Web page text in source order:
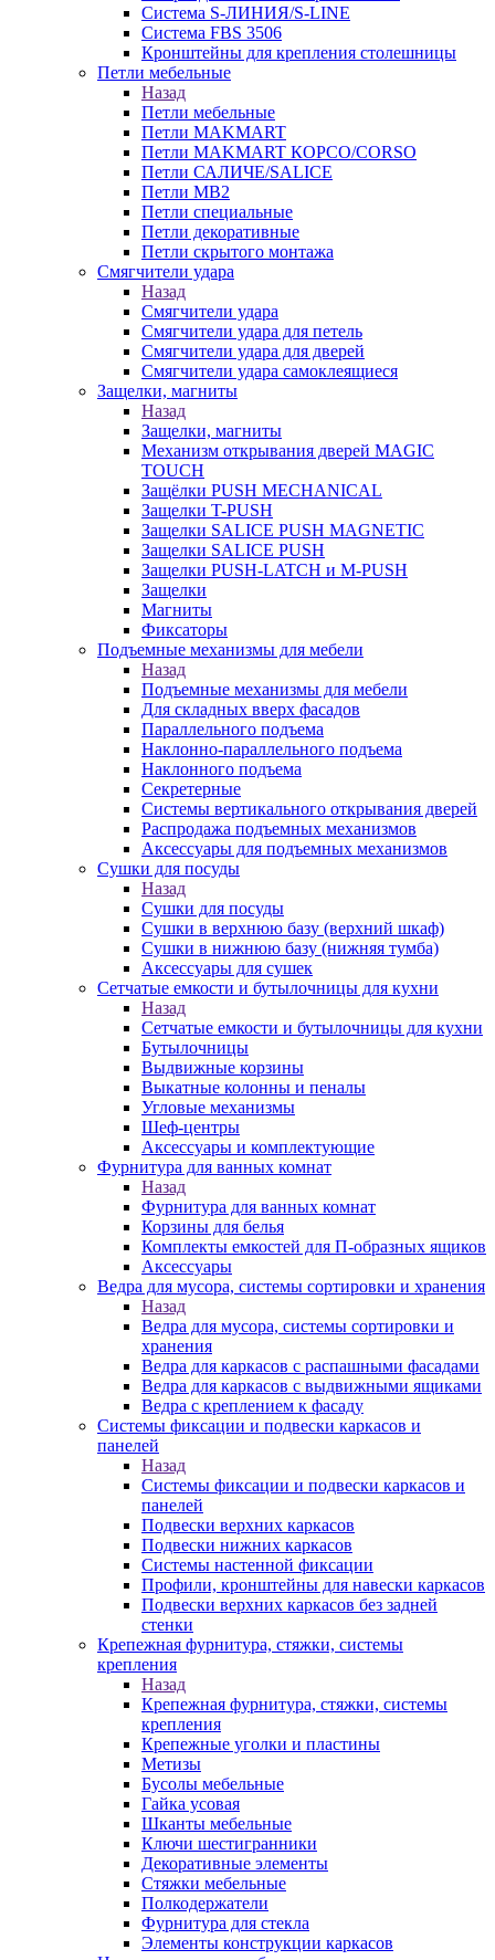
Система S-ЛИНИЯ/S-LINE
Система FBS 3506
Кронштейны для крепления столешницы
Петли мебельные
Назад
Петли мебельные
Петли MAKMART
Петли MAKMART КОРСО/CORSO
Петли САЛИЧЕ/SALICE
Петли MB2
Петли специальные
Петли декоративные
Петли скрытого монтажа
Смягчители удара
Назад
Смягчители удара
Смягчители удара для петель
Смягчители удара для дверей
Cмягчители удара самоклеящиеся
Защелки, магниты
Назад
Защелки, магниты
Механизм открывания дверей MAGIC
TOUCH
Защёлки PUSH MECHANICAL
Защелки T-PUSH
Защелки SALICE PUSH MAGNETIC
Защелки SALICE PUSH
Защелки PUSH-LATCH и M-PUSH
Защелки
Магниты
Фиксаторы
Подъемные механизмы для мебели
Назад
Подъемные механизмы для мебели
Для складных вверх фасадов
Параллельного подъема
Наклонно-параллельного подъема
Наклонного подъема
Секретерные
Системы вертикального открывания дверей
Распродажа подъемных механизмов
Аксессуары для подъемных механизмов
Сушки для посуды
Назад
Сушки для посуды
Сушки в верхнюю базу (верхний шкаф)
Сушки в нижнюю базу (нижняя тумба)
Аксессуары для сушек
Сетчатые емкости и бутылочницы для кухни
Назад
Сетчатые емкости и бутылочницы для кухни
Бутылочницы
Выдвижные корзины
Выкатные колонны и пеналы
Угловые механизмы
Шеф-центры
Аксессуары и комплектующие
Фурнитура для ванных комнат
Назад
Фурнитура для ванных комнат
Корзины для белья
Комплекты емкостей для П-образных ящиков
Аксессуары
Ведра для мусора, системы сортировки и хранения
Назад
Ведра для мусора, системы сортировки и
хранения
Ведра для каркасов с распашными фасадами
Ведра для каркасов с выдвижными ящиками
Ведра с креплением к фасаду
Системы фиксации и подвески каркасов и
панелей
Назад
Системы фиксации и подвески каркасов и
панелей
Подвески верхних каркасов
Подвески нижних каркасов
Системы настенной фиксации
Профили, кронштейны для навески каркасов
Подвески верхних каркасов без задней
стенки
Крепежная фурнитура, стяжки, системы
крепления
Назад
Крепежная фурнитура, стяжки, системы
крепления
Крепежные уголки и пластины
Метизы
Бусолы мебельные
Гайка усовая
Шканты мебельные
Ключи шестигранники
Декоративные элементы
Стяжки мебельные
Полкодержатели
Фурнитура для стекла
Элементы конструкции каркасов